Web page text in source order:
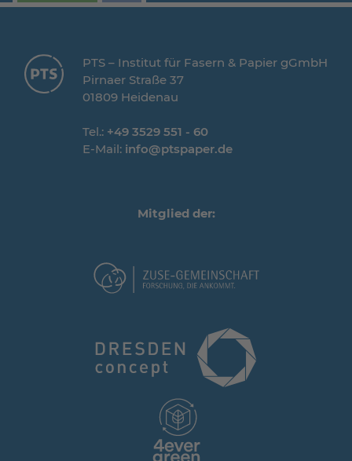
PTS – Institut für Fasern & Papier gGmbH
Pirnaer Straße 37
01809 Heidenau
Tel.: +49 3529 551 - 60
E-Mail: info@ptspaper.de
Mitglied der: